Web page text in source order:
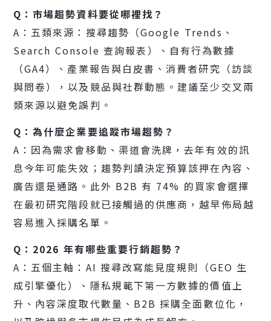
Q：市場趨勢資料要從哪裡找？
A：五類來源：搜尋趨勢（Google Trends、
Search Console 查詢報表）、自有行為數據
（GA4）、產業報告與白皮書、消費者研究（訪談
與問卷），以及競品與社群動態。建議至少交叉兩
類來源以避免誤判。
Q：為什麼企業要追蹤市場趨勢？
A：因為需求會移動、渠道會洗牌，去年有效的訊
息今年可能失效；趨勢判讀決定預算該押在內容、
廣告還是通路。此外 B2B 有 74% 的買家會選擇
在最初研究階段就已接觸過的供應商，越早佈局越
容易進入採購名單。
Q：2026 年有哪些重要行銷趨勢？
A：五個主軸：AI 搜尋改寫能見度規則（GEO 生
成引擎優化）、隱私規範下第一方數據的價值上
升、內容深度取代數量、B2B 採購全面數位化，